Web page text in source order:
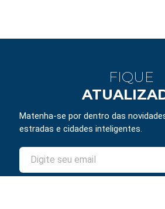
FIQUE
Matenha-se por dentro das
estradas e cidades inteligentes.